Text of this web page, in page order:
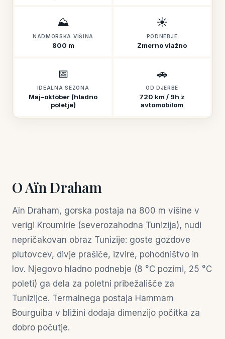
⛰️
NADMORSKA VIŠINA
800 m
☀️
PODNEBJE
Zmerno vlažno
📅
IDEALNA SEZONA
Maj–oktober (hladno
poletje)
🚗
OD DJERBE
720 km / 9h z
avtomobilom
O Aïn Draham
Aïn Draham, gorska postaja na 800 m višine v
verigi Kroumirie (severozahodna Tunizija), nudi
nepričakovan obraz Tunizije: goste gozdove
plutovcev, divje prašiče, izvire, pohodništvo in
lov. Njegovo hladno podnebje (8 °C pozimi, 25 °C
poleti) ga dela za poletni pribežališče za
Tunizijce. Termalnega postaja Hammam
Bourguiba v bližini dodaja dimenzijo počitka za
dobro počutje.